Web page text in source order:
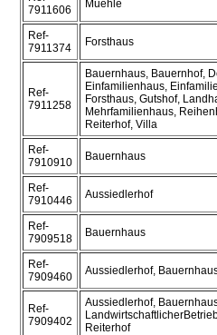
7911606
Muehle
Ref-
7911374
Forsthaus
Ref-
7911258
Bauernhaus, Bauernhof,
Einfamilienhaus,
Forsthaus, Gutshof,
Mehrfamilienhaus,
Reiterhof, Villa
Ref-
7910910
Bauernhaus
Ref-
7910446
Aussiedlerhof
Ref-
7909518
Bauernhaus
Ref-
7909460
Aussiedlerhof,
Ref-
7909402
Aussiedlerhof,
Reiterhof